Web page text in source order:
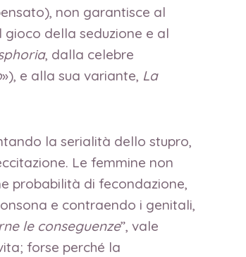
non garantisce al
della seduzione e al
, dalla celebre
»), e alla sua variante, La
la serialità dello stupro,
Le femmine non
probabilità di fecondazione,
e contraendo i genitali,
le conseguenze”, vale
forse perché la